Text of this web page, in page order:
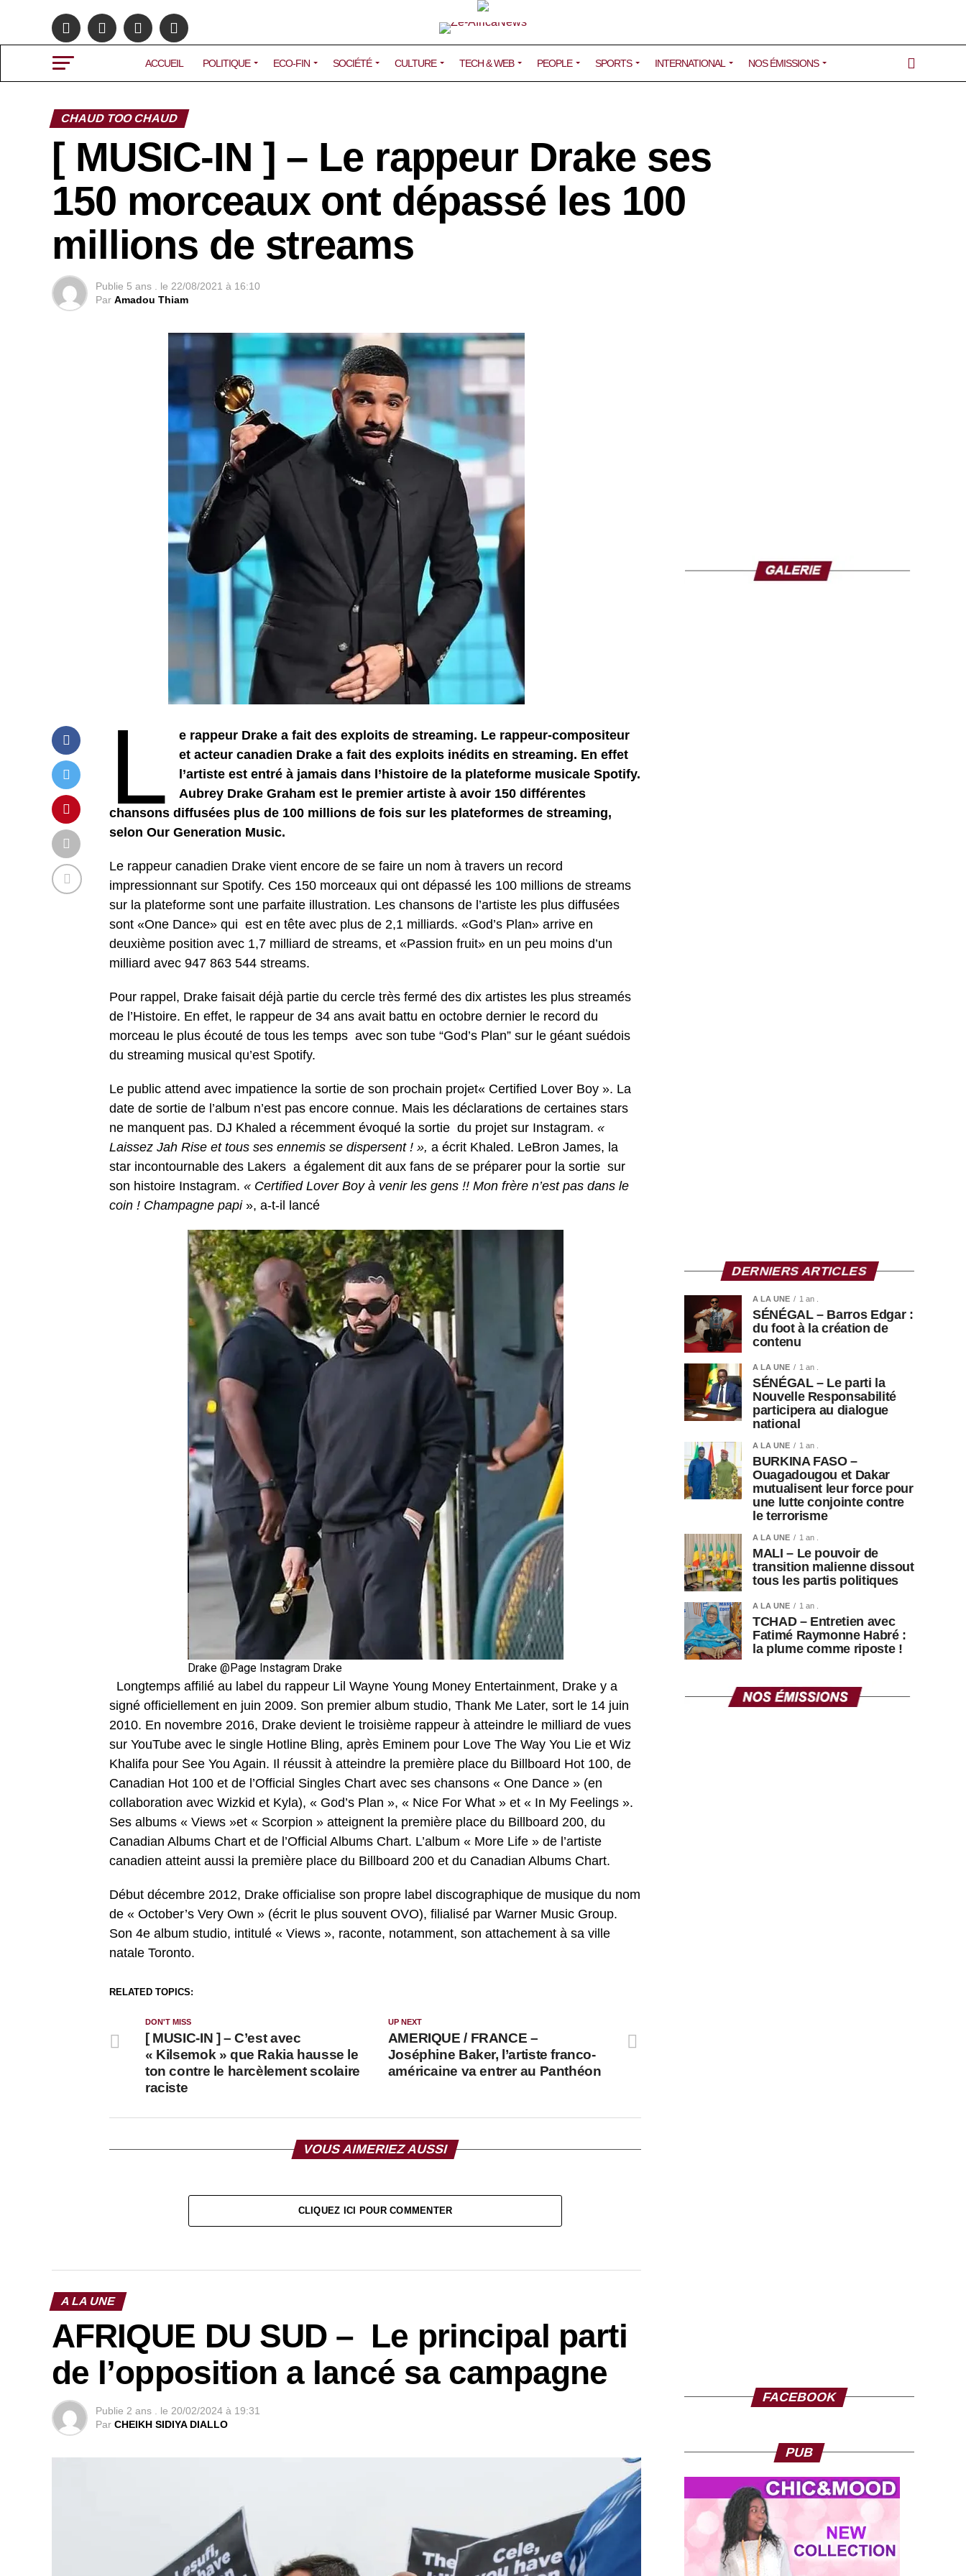
ACCUEIL POLITIQUE ECO-FIN SOCIÉTÉ CULTURE TECH & WEB PEOPLE SPORTS INTERNATIONAL NOS ÉMISSIONS
CHAUD TOO CHAUD
[ MUSIC-IN ] – Le rappeur Drake ses
150 morceaux ont dépassé les 100
millions de streams
Publie 5 ans . le 22/08/2021 à 16:10
Par Amadou Thiam
L
e rappeur Drake a fait des exploits de streaming. Le rappeur-compositeur
et acteur canadien Drake a fait des exploits inédits en streaming. En effet
l’artiste est entré à jamais dans l’histoire de la plateforme musicale Spotify.
Aubrey Drake Graham est le premier artiste à avoir 150 différentes
chansons diffusées plus de 100 millions de fois sur les plateformes de streaming,
selon Our Generation Music.
Le rappeur canadien Drake vient encore de se faire un nom à travers un record
impressionnant sur Spotify. Ces 150 morceaux qui ont dépassé les 100 millions de streams
sur la plateforme sont une parfaite illustration. Les chansons de l’artiste les plus diffusées
sont «One Dance» qui est en tête avec plus de 2,1 milliards. «God’s Plan» arrive en
deuxième position avec 1,7 milliard de streams, et «Passion fruit» en un peu moins d’un
milliard avec 947 863 544 streams.
Pour rappel, Drake faisait déjà partie du cercle très fermé des dix artistes les plus streamés
de l’Histoire. En effet, le rappeur de 34 ans avait battu en octobre dernier le record du
morceau le plus écouté de tous les temps avec son tube “God’s Plan” sur le géant suédois
du streaming musical qu’est Spotify.
Le public attend avec impatience la sortie de son prochain projet« Certified Lover Boy ». La
date de sortie de l’album n’est pas encore connue. Mais les déclarations de certaines stars
ne manquent pas. DJ Khaled a récemment évoqué la sortie du projet sur Instagram. «
Laissez Jah Rise et tous ses ennemis se dispersent ! », a écrit Khaled. LeBron James, la
star incontournable des Lakers a également dit aux fans de se préparer pour la sortie sur
son histoire Instagram. « Certified Lover Boy à venir les gens !! Mon frère n’est pas dans le
coin ! Champagne papi », a-t-il lancé
Drake @Page Instagram Drake
Longtemps affilié au label du rappeur Lil Wayne Young Money Entertainment, Drake y a
signé officiellement en juin 2009. Son premier album studio, Thank Me Later, sort le 14 juin
2010. En novembre 2016, Drake devient le troisième rappeur à atteindre le milliard de vues
sur YouTube avec le single Hotline Bling, après Eminem pour Love The Way You Lie et Wiz
Khalifa pour See You Again. Il réussit à atteindre la première place du Billboard Hot 100, de
Canadian Hot 100 et de l’Official Singles Chart avec ses chansons « One Dance » (en
collaboration avec Wizkid et Kyla), « God’s Plan », « Nice For What » et « In My Feelings ».
Ses albums « Views »et « Scorpion » atteignent la première place du Billboard 200, du
Canadian Albums Chart et de l’Official Albums Chart. L’album « More Life » de l’artiste
canadien atteint aussi la première place du Billboard 200 et du Canadian Albums Chart.
Début décembre 2012, Drake officialise son propre label discographique de musique du nom
de « October’s Very Own » (écrit le plus souvent OVO), filialisé par Warner Music Group.
Son 4e album studio, intitulé « Views », raconte, notamment, son attachement à sa ville
natale Toronto.
RELATED TOPICS:
UP NEXT
AMERIQUE / FRANCE –
Joséphine Baker, l’artiste franco-
américaine va entrer au Panthéon
DON'T MISS
[ MUSIC-IN ] – C’est avec
« Kilsemok » que Rakia hausse le
ton contre le harcèlement scolaire
raciste
VOUS AIMERIEZ AUSSI
CLIQUEZ ICI POUR COMMENTER
A LA UNE
AFRIQUE DU SUD – Le principal parti
de l’opposition a lancé sa campagne
Publie 2 ans . le 20/02/2024 à 19:31
Par CHEIKH SIDIYA DIALLO
DERNIERS ARTICLES
A LA UNE 1 an .
SÉNÉGAL – Barros Edgar :
du foot à la création de
contenu
A LA UNE 1 an .
SÉNÉGAL – Le parti la
Nouvelle Responsabilité
participera au dialogue
national
A LA UNE 1 an .
BURKINA FASO –
Ouagadougou et Dakar
mutualisent leur force pour
une lutte conjointe contre
le terrorisme
A LA UNE 1 an .
MALI – Le pouvoir de
transition malienne dissout
tous les partis politiques
A LA UNE 1 an .
TCHAD – Entretien avec
Fatimé Raymonne Habré :
la plume comme riposte !
FACEBOOK
PUB